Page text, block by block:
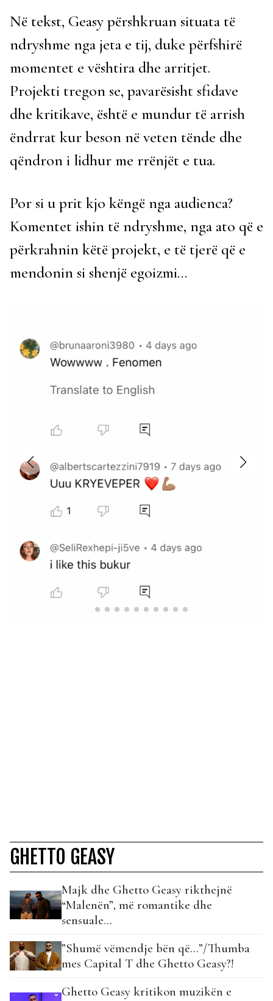
Në tekst, Geasy përshkruan situata të
ndryshme nga jeta e tij, duke përfshirë
momentet e vështira dhe arritjet.
Projekti tregon se, pavarësisht sfidave
dhe kritikave, është e mundur të arrish
ëndrrat kur beson në veten tënde dhe
qëndron i lidhur me rrënjët e tua.
Por si u prit kjo këngë nga audienca?
Komentet ishin të ndryshme, nga ato që e
përkrahnin këtë projekt, e të tjerë që e
mendonin si shenjë egoizmi…
GHETTO GEASY
Majk dhe Ghetto Geasy rikthejnë
“Malenën”, më romantike dhe
sensuale…
”Shumë vëmendje bën që…”/Thumba
mes Capital T dhe Ghetto Geasy?!
Ghetto Geasy kritikon muzikën e